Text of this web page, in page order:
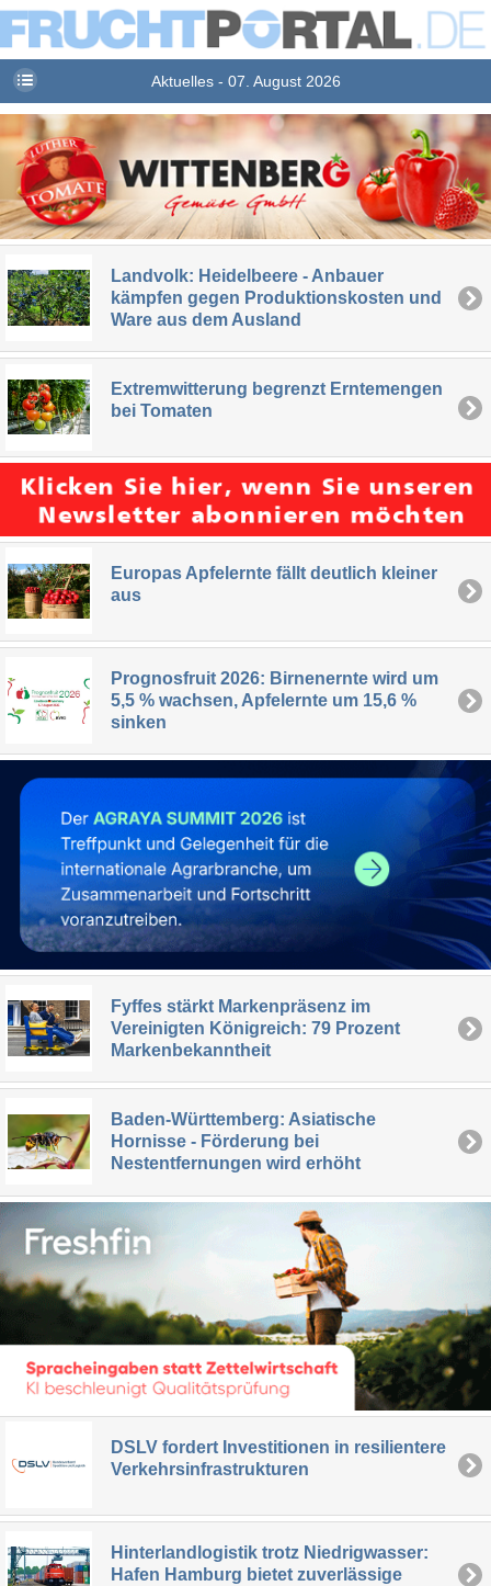
Aktuelles - 07. August 2026
Landvolk: Heidelbeere - Anbauer
kämpfen gegen Produktionskosten und
Ware aus dem Ausland
Extremwitterung begrenzt Erntemengen
bei Tomaten
Europas Apfelernte fällt deutlich kleiner
aus
Prognosfruit 2026: Birnenernte wird um
5,5 % wachsen, Apfelernte um 15,6 %
sinken
Fyffes stärkt Markenpräsenz im
Vereinigten Königreich: 79 Prozent
Markenbekanntheit
Baden-Württemberg: Asiatische
Hornisse - Förderung bei
Nestentfernungen wird erhöht
DSLV fordert Investitionen in resilientere
Verkehrsinfrastrukturen
Hinterlandlogistik trotz Niedrigwasser:
Hafen Hamburg bietet zuverlässige